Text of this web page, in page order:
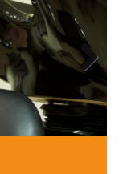
Next